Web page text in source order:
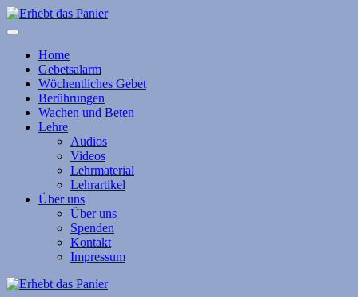
Home
Gebetsalarm
Wöchentliches Gebet
Berührungen
Wachen und Beten
Lehre
Audios
Videos
Lehrmaterial
Lehrartikel
Über uns
Über uns
Spenden
Kontakt
Impressum